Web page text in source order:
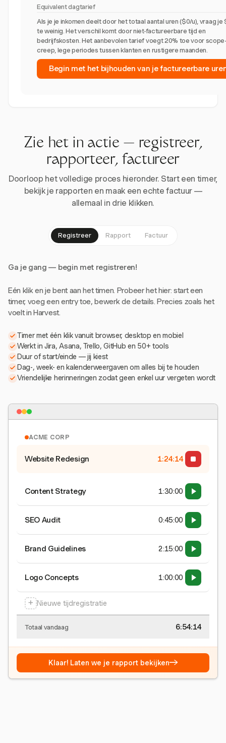
Equivalent dagtarief
Als je je inkomen deelt door het totaal aantal uren ($0/u), vraag je
te weinig. Het verschil komt door niet-factureerbare tijd en
bedrijfskosten. Het aanbevolen tarief voegt 20% toe voor scope-
creep, lege periodes tussen klanten en rustigere maanden.
Begin met het bijhouden van je factureerbare
Zie het in actie — registreer,
rapporteer, factureer
Doorloop het volledige proces hieronder. Start een timer,
bekijk je rapporten en maak een echte factuur —
allemaal in drie klikken.
Registreer Rapport Factuur
Ga je gang — begin met registreren!
Eén klik en je bent aan het timen. Probeer het hier: start een
timer, voeg een entry toe, bewerk de details. Precies zoals het
voelt in Harvest.
Timer met één klik vanuit browser, desktop en mobiel
Werkt in Jira, Asana, Trello, GitHub en 50+ tools
Duur of start/einde — jij kiest
Dag-, week- en kalenderweergaven om alles bij te houden
Vriendelijke herinneringen zodat geen enkel uur vergeten wordt
ACME CORP
Website Redesign 1:24:15
Content Strategy 1:30:00
SEO Audit 0:45:00
Brand Guidelines 2:15:00
Logo Concepts 1:00:00
+ Nieuwe tijdregistratie
Totaal vandaag 6:54:15
Klaar! Laten we je rapport bekijken→